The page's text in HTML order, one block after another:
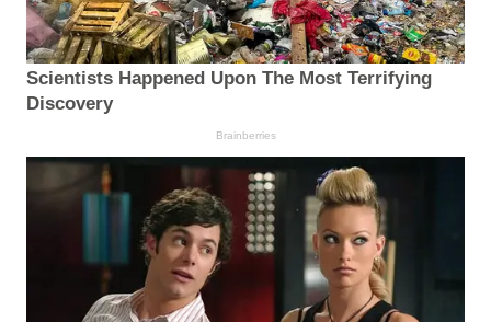
Scientists Happened Upon The Most Terrifying
Discovery
Brainberries